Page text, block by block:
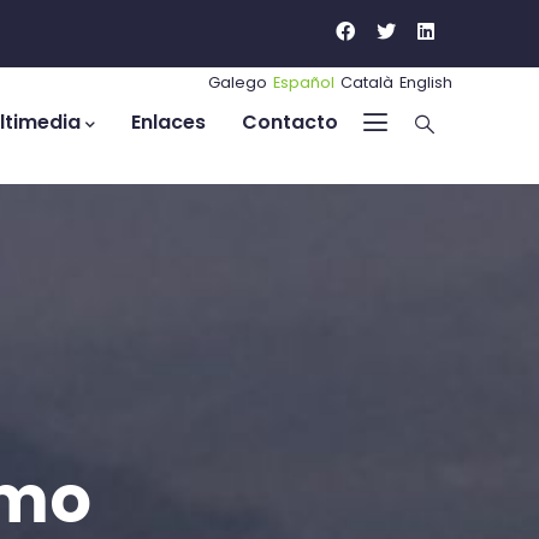
Galego Español Català English
Enlaces Contacto